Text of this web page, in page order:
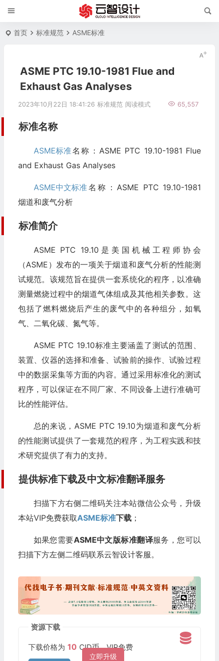
首页 标准规范 ASME标准
ASME PTC 19.10-1981 Flue and
Exhaust Gas Analyses
2023年10月22日 18:41:26 标准规范 65,557
阅读模式
标准名称
ASME标准名称：ASME PTC 19.10-1981 Flue
and Exhaust Gas Analyses
ASME中文标准名称：ASME PTC 19.10-1981
烟道和废气分析
标准简介
ASME PTC 19.10是美国机械工程师协会
（ASME）发布的一项关于烟道和废气分析的性能测
试规范。该规范旨在提供一套系统化的程序，以准确
测量燃烧过程中的烟道气体组成及其他相关参数。这
包括了燃料燃烧后产生的废气中的各种组分，如氧
气、二氧化碳、氮气等。
ASME PTC 19.10标准主要涵盖了测试的范围、
装置、仪器的选择和准备、试验前的操作、试验过程
中的数据采集等方面的内容。通过采用标准化的测试
程序，可以保证在不同厂家、不同设备上进行准确可
比的性能评估。
总的来说，ASME PTC 19.10为烟道和废气分析
的性能测试提供了一套规范的程序，为工程实践和技
术研究提供了有力的支持。
提供标准下载及中文标准翻译服务
扫描下方右侧二维码关注本站微信公众号，升级
本站VIP免费获取ASME标准下载；
如果您需要ASME中文版标准翻译服务，您可以
扫描下方左侧二维码联系云智设计客服。
资源下载
下载价格为 10 CID币，VIP免费
立即升级